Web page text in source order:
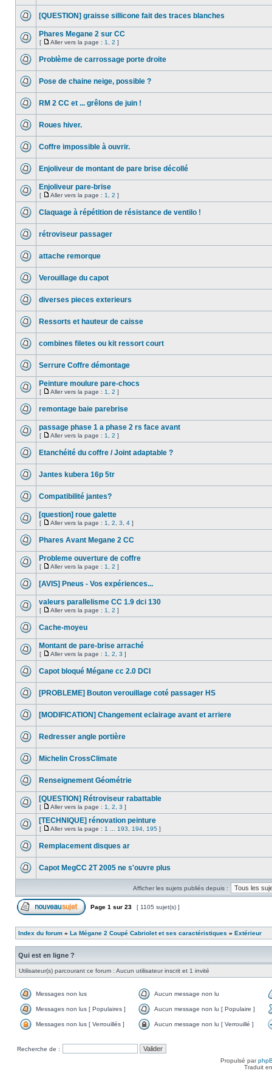
[QUESTION] graisse sillicone fait des traces blanches
Phares Megane 2 sur CC
[ Aller vers la page : 1 2 ]
Problème de carrossage porte droite
Pose de chaine neige, possible ?
RM 2 CC et ... grêlons de juin !
Roues hiver.
Coffre impossible à ouvrir.
Enjoliveur de montant de pare brise décollé
Enjoliveur pare-brise
[ Aller vers la page : 1 2 ]
Claquage à répétition de résistance de ventilo !
rétroviseur passager
attache remorque
Verouillage du capot
diverses pieces exterieurs
Ressorts et hauteur de caisse
combines filetes ou kit ressort court
Serrure Coffre démontage
Peinture moulure pare-chocs
[ Aller vers la page : 1 2 ]
remontage baie parebrise
passage phase 1 a phase 2 rs face avant
[ Aller vers la page : 1 2 ]
Etanchéité du coffre / Joint adaptable ?
Jantes kubera 16p 5tr
Compatibilité jantes?
[question] roue galette
[ Aller vers la page : 1 2 3 4 ]
Phares Avant Megane 2 CC
Probleme ouverture de coffre
[ Aller vers la page : 1 2 ]
[AVIS] Pneus - Vos expériences...
valeurs parallelisme CC 1.9 dci 130
[ Aller vers la page : 1 2 ]
Cache-moyeu
Montant de pare-brise arraché
[ Aller vers la page : 1 2 3 ]
Capot bloqué Mégane cc 2.0 DCI
[PROBLEME] Bouton verouillage coté passager HS
[MODIFICATION] Changement eclairage avant et arriere
Redresser angle portière
Michelin CrossClimate
Renseignement Géométrie
[QUESTION] Rétroviseur rabattable
[ Aller vers la page : 1 2 3 ]
[TECHNIQUE] rénovation peinture
[ Aller vers la page : 1 193 194 195 ]
Remplacement disques ar
Capot MegCC 2T 2005 ne s'ouvre plus
Afficher les sujets publiés depuis :
Page 1 sur 23 [ 1105 sujet(s) ]
Index du forum » La Mégane 2 Coupé Cabriolet et ses caractéristiques » Extérieur
Qui est en ligne ?
Utilisateur(s) parcourant ce forum : Aucun utilisateur inscrit et 1 invité
Messages non lus Aucun message non lu
Messages non lus [ Populaires ] Aucun message non lu [ Populaire ]
Messages non lus [ Verrouillés ] Aucun message non lu [ Verrouillé ]
Recherche de :
Propulsé par
Traduit